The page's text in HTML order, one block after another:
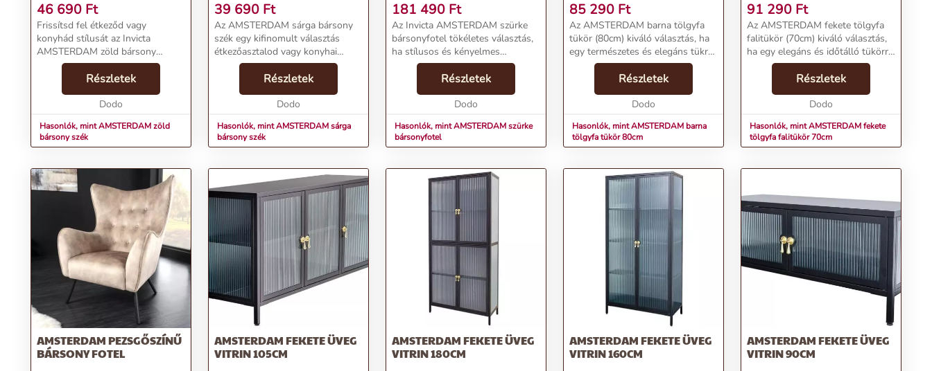
46 690 Ft
Frissítsd fel étkeződ vagy
konyhád stílusát az Invicta
AMSTERDAM zöld bársony
székével! Ez a retró stílusú szék
ideális választás azoknak, akik
szeretnék egyedi és különlegesé
tenni otthonukat. A smar...
Részletek
Dodo
Hasonlók, mint AMSTERDAM zöld
bársony szék
39 690 Ft
Az AMSTERDAM sárga bársony
szék egy kifinomult választás
étkezőasztalod vagy konyhai
pultod mellé. A fényesen csillogó
sárga huzata kellemes kontrasztot
teremt, jól harmonizál más
színekkel, és retró ...
Részletek
Dodo
Hasonlók, mint AMSTERDAM sárga
bársony szék
181 490 Ft
Az Invicta AMSTERDAM szürke
bársonyfotel tökéletes választás,
ha stílusos és kényelmes
bútordarabokkal szeretnéd
otthonodat.Termékjellemzők:Név:
AMSTERDAM szürke
Részletek
Dodo
Hasonlók, mint AMSTERDAM szürke
bársonyfotel
85 290 Ft
Az AMSTERDAM barna tölgyfa
tükör (80cm) kiváló választás, ha
egy természetes és elegáns tükröt
keresel otthonodba.A tükör kerete
100% tölgyfából készült, ami
tartós és időtálló anyag. A
spiegelfläche ...
Részletek
Dodo
Hasonlók, mint AMSTERDAM barna
tölgyfa tükör 80cm
91 290 Ft
Az AMSTERDAM fekete tölgyfa
falitükör (70cm) kiváló választás,
ha egy elegáns és időtálló tükörre
vágysz.A tükör kerete 100%
tölgyfából készült, ami
tartósságot és természetes
szépséget biztosít. A sp...
Részletek
Dodo
Hasonlók, mint AMSTERDAM fekete
tölgyfa falitükör 70cm
AMSTERDAM PEZSGŐSZÍNŰ
BÁRSONY FOTEL
AMSTERDAM FEKETE ÜVEG
VITRIN 105CM
AMSTERDAM FEKETE ÜVEG
VITRIN 180CM
AMSTERDAM FEKETE ÜVEG
VITRIN 160CM
AMSTERDAM FEKETE ÜVEG
VITRIN 90CM